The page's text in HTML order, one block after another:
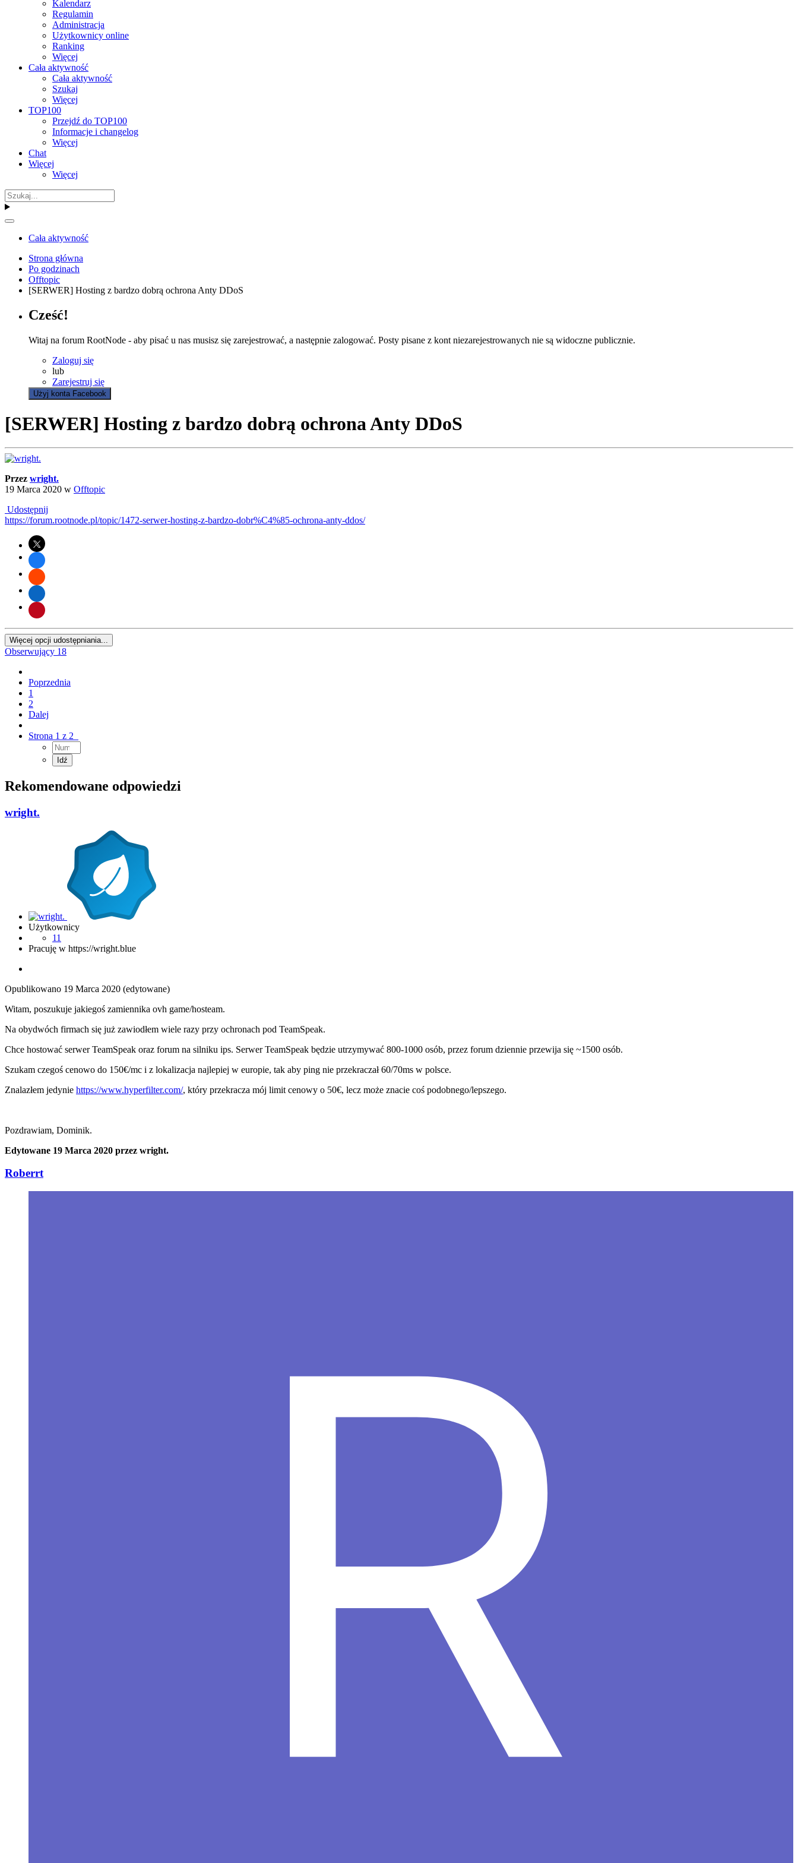
Kalendarz
Regulamin
Administracja
Użytkownicy online
Ranking
Więcej
Cała aktywność
Cała aktywność
Szukaj
Więcej
TOP100
Przejdź do TOP100
Informacje i changelog
Więcej
Chat
Więcej
Więcej
Cała aktywność
Strona główna
Po godzinach
Offtopic
[SERWER] Hosting z bardzo dobrą ochrona Anty DDoS
Cześć!
Witaj na forum RootNode - aby pisać u nas musisz się zarejestrować, a następnie zalogować. Posty pisane z kont niezarejestrowanych nie są widoczne publicznie.
Zaloguj się
lub
Zarejestruj się
Użyj konta Facebook
[SERWER] Hosting z bardzo dobrą ochrona Anty DDoS
Przez wright.
19 Marca 2020 w Offtopic
Udostępnij
https://forum.rootnode.pl/topic/1472-serwer-hosting-z-bardzo-dobr%C4%85-ochrona-anty-ddos/
Więcej opcji udostępniania...
Obserwujący 18
Poprzednia
1
2
Dalej
Strona 1 z 2
Rekomendowane odpowiedzi
wright.
Użytkownicy
11
Pracuję w https://wright.blue
Opublikowano 19 Marca 2020 (edytowane)
Witam, poszukuje jakiegoś zamiennika ovh game/hosteam.
Na obydwóch firmach się już zawiodłem wiele razy przy ochronach pod TeamSpeak.
Chce hostować serwer TeamSpeak oraz forum na silniku ips. Serwer TeamSpeak będzie utrzymywać 800-1000 osób, przez forum dziennie przewija się ~1500 osób.
Szukam czegoś cenowo do 150€/mc i z lokalizacja najlepiej w europie, tak aby ping nie przekraczał 60/70ms w polsce.
Znalazłem jedynie https://www.hyperfilter.com/, który przekracza mój limit cenowy o 50€, lecz może znacie coś podobnego/lepszego.
Pozdrawiam, Dominik.
Edytowane 19 Marca 2020 przez wright.
Roberrt